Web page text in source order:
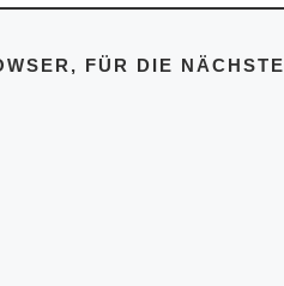
FÜR DIE NÄCHSTE